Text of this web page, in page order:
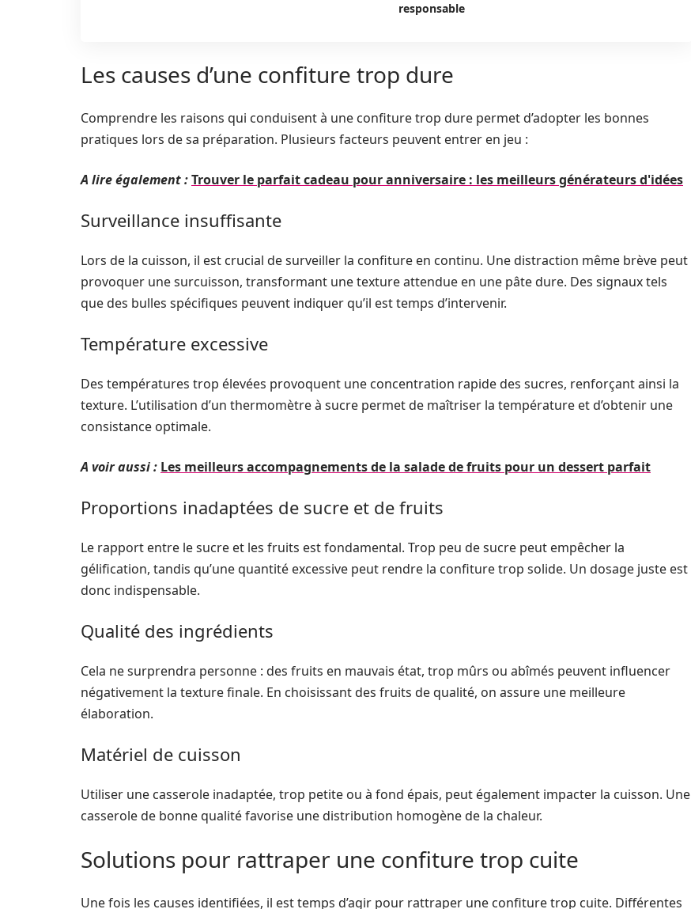
responsable
Les causes d’une confiture trop dure
Comprendre les raisons qui conduisent à une confiture trop dure permet d’adopter les bonnes
pratiques lors de sa préparation. Plusieurs facteurs peuvent entrer en jeu :
A lire également :Trouver le parfait cadeau pour anniversaire : les meilleurs générateurs d'idées
Surveillance insuffisante
Lors de la cuisson, il est crucial de surveiller la confiture en continu. Une distraction même brève peut
provoquer une surcuisson, transformant une texture attendue en une pâte dure. Des signaux tels
que des bulles spécifiques peuvent indiquer qu’il est temps d’intervenir.
Température excessive
Des températures trop élevées provoquent une concentration rapide des sucres, renforçant ainsi la
texture. L’utilisation d’un thermomètre à sucre permet de maîtriser la température et d’obtenir une
consistance optimale.
A voir aussi : Les meilleurs accompagnements de la salade de fruits pour un dessert parfait
Proportions inadaptées de sucre et de fruits
Le rapport entre le sucre et les fruits est fondamental. Trop peu de sucre peut empêcher la
gélification, tandis qu’une quantité excessive peut rendre la confiture trop solide. Un dosage juste est
donc indispensable.
Qualité des ingrédients
Cela ne surprendra personne : des fruits en mauvais état, trop mûrs ou abîmés peuvent influencer
négativement la texture finale. En choisissant des fruits de qualité, on assure une meilleure
élaboration.
Matériel de cuisson
Utiliser une casserole inadaptée, trop petite ou à fond épais, peut également impacter la cuisson. Une
casserole de bonne qualité favorise une distribution homogène de la chaleur.
Solutions pour rattraper une confiture trop cuite
Une fois les causes identifiées, il est temps d’agir pour rattraper une confiture trop cuite. Différentes